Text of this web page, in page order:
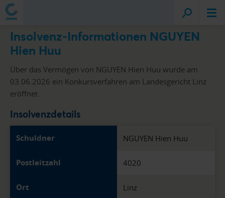
Insolvenz-Informationen NGUYEN
Hien Huu
Über das Vermögen von NGUYEN Hien Huu wurde am
03.06.2026 ein Konkursverfahren am Landesgericht Linz
eröffnet.
Insolvenzdetails
Schuldner NGUYEN Hien Huu
Postleitzahl 4020
Ort Linz